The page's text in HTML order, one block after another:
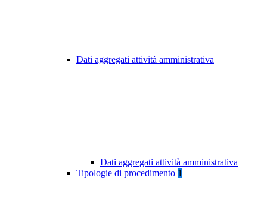
Dati aggregati attività amministrativa
Dati aggregati attività amministrativa
Tipologie di procedimento 1